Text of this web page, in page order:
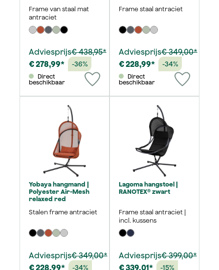
Frame van staal mat
antraciet
Adviesprijs€ 438,95*
€ 278,99*
-36%
beschikbaar
Frame staal antraciet
Adviesprijs€ 349,00*
€ 228,99*
-34%
beschikbaar
Yobaya hangmand |
Polyester Air-Mesh
relaxed red
Stalen frame antraciet
Adviesprijs€ 349,00*
€ 228,99*
-34%
Lagoma hangstoel |
RANOTEX® zwart
Frame staal antraciet |
incl. kussens
Adviesprijs€ 399,00*
€ 339,01*
-15%